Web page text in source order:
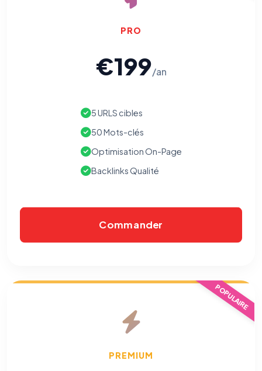
PRO
€199/an
5 URLS cibles
50 Mots-clés
Optimisation On-Page
Backlinks Qualité
Commander
POPULAIRE
PREMIUM